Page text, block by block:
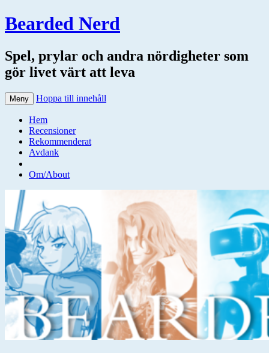
Bearded Nerd
Spel, prylar och andra nördigheter som
gör livet värt att leva
Meny Hoppa till innehåll
Hem
Recensioner
Rekommenderat
Avdank
Om/About